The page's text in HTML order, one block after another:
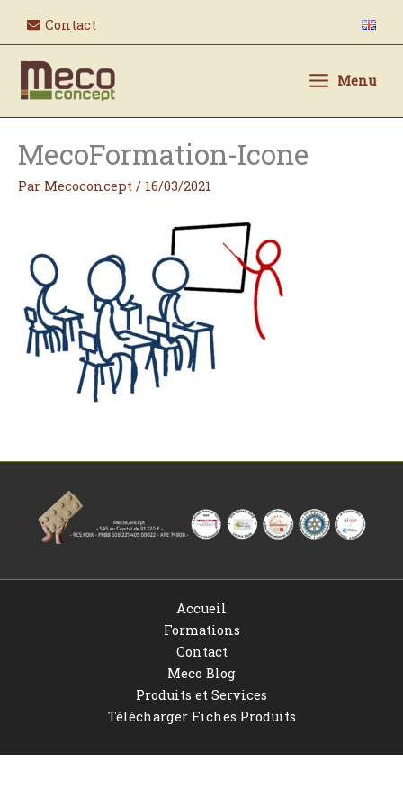
Contact
Menu
MecoFormation-Icone
Par Mecoconcept / 16/03/2021
Accueil
Formations
Contact
Meco Blog
Produits et Services
Télécharger Fiches Produits